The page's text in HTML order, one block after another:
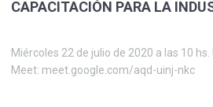
CAPACITACIÓN PARA LA
Miércoles 22 de julio de 2020 a las 10 hs. Unirse a Google
Meet: meet.google.com/aqd-uinj-nkc